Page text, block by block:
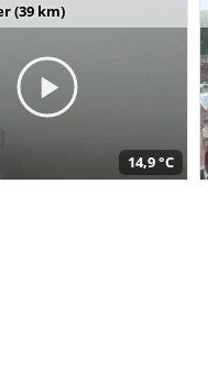
(39 km)
14,9 °C